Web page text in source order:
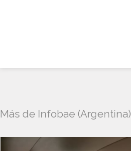
Más de Infobae (Argentina)